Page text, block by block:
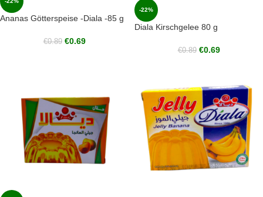
Ananas Götterspeise -Diala -85 g
€0.89 €0.69
-22%
Diala Kirschgelee 80 g
€0.89 €0.69